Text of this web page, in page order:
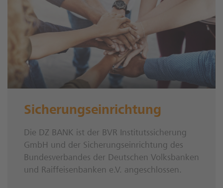
Sicherungseinrichtung
Die DZ BANK ist der BVR Institutssicherung
GmbH und der Sicherungseinrichtung des
Bundesverbandes der Deutschen Volksbanken
und Raiffeisenbanken e.V. angeschlossen.